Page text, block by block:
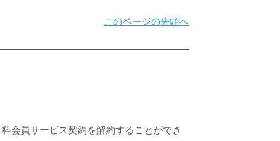
このページの先頭へ
会員サービス契約を解約することができ